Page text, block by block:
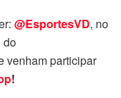
@EsportesVD, no
do
venham participar
!